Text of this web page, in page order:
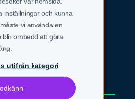
inställningar och kunna
vi använda en
blir ombedd att göra
utifrån kategori
SVEN